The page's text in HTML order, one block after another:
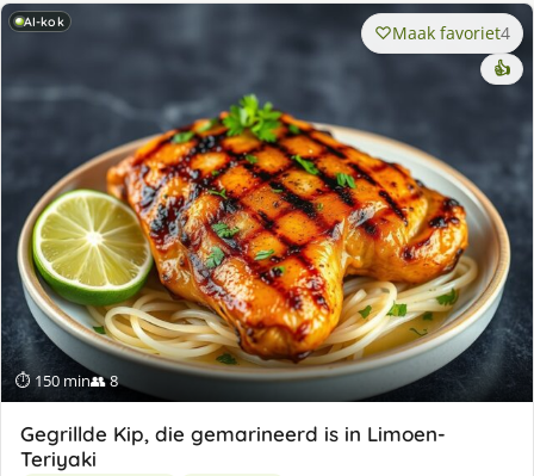
AI-kok
⏱ 150 min👥 8
Maak favoriet4
👍
Gegrillde Kip, die gemarineerd is in Limoen-
Teriyaki